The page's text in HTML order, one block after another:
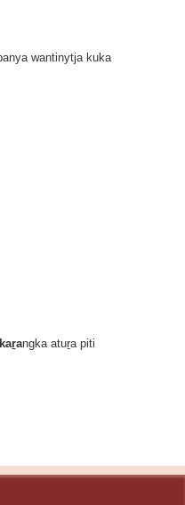
wantinytja kuka
ngka atuṟa piti